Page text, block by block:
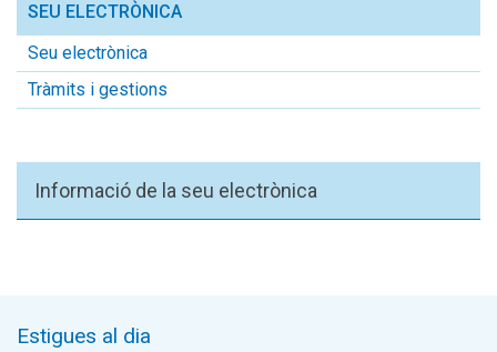
SEU ELECTRÒNICA
Seu electrònica
Tràmits i gestions
Informació de la seu electrònica
Estigues al dia